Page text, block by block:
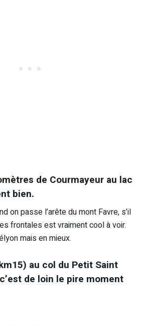
de Courmayeur au lac
bien.
on passe l’arête du mont Favre, s’il
frontales est vraiment cool à voir.
mais en mieux.
au col du Petit Saint
de loin le pire moment